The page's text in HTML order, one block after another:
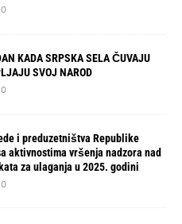
0
KADA SRPSKA SELA ČUVAJU
SVOJ NAROD
0
i preduzetništva Republike
aktivnostima vršenja nadzora nad
za ulaganja u 2025. godini
0